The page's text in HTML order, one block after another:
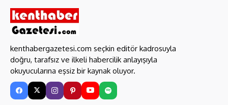
kenthabergazetesi.com seçkin editör kadrosuyla
doğru, tarafsız ve ilkeli habercilik anlayışıyla
okuyucularına eşsiz bir kaynak oluyor.